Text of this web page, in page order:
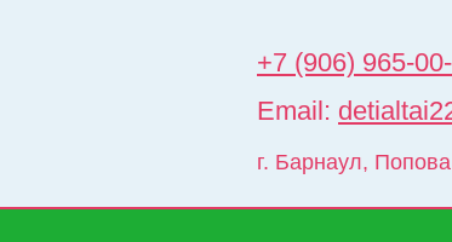
+7 (906) 965-
Email:
г. Барнаул,